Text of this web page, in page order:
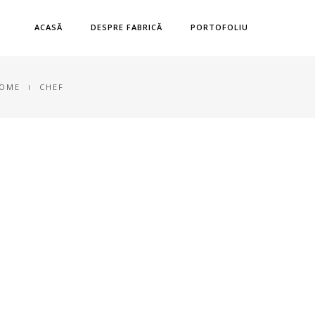
ACASĂ DESPRE FABRICĂ PORTOFOLIU
CHEF